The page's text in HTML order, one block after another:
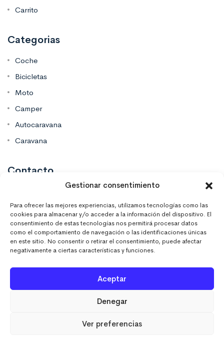
Gestionar consentimiento
Para ofrecer las mejores experiencias, utilizamos tecnologías como las
cookies para almacenar y/o acceder a la información del dispositivo. El
consentimiento de estas tecnologías nos permitirá procesar datos
como el comportamiento de navegación o las identificaciones únicas
en este sitio. No consentir o retirar el consentimiento, puede afectar
negativamente a ciertas características y funciones.
Aceptar
Denegar
Ver preferencias
Carrito
Categorias
Coche
Bicicletas
Moto
Camper
Autocaravana
Caravana
Contacto
637 671 470
MASVINILOSONLINE © 2023. Todos los derechos